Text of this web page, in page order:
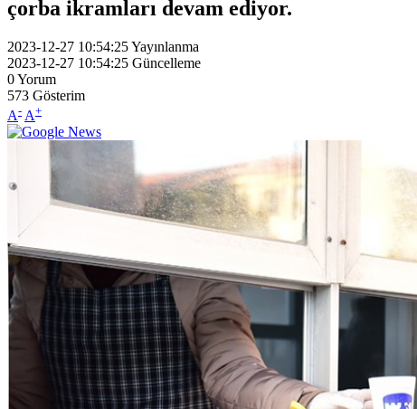
çorba ikramları devam ediyor.
2023-12-27 10:54:25Yayınlanma
2023-12-27 10:54:25 Güncelleme
0Yorum
573 Gösterim
A- A+